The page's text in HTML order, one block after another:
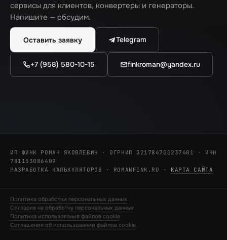
сервисы для клиентов, конвертеры и генераторы.
Напишите — обсудим.
Оставить заявку Telegram
+7 (958) 580-10-15 finkroman@yandex.ru
ИП ФИНК РОМАН ЯКОВЛЕВИЧ · ОГРНИП 321784700237401 · ИНН
781153086409
РАЗРАБОТКА КАЛЬКУЛЯТОРОВ · ROMANFINK.RU
· КАРТА САЙТА
Политика обработки персональных данных
Согласие на обработку персональных данных
Политика использования файлов cookie
Соглашение об использовании файлов cookie